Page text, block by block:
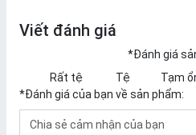
Viết đánh giá
*Đánh giá
Rất tệ
Tệ Tạm
*Đánh giá của bạn về sản phẩm: